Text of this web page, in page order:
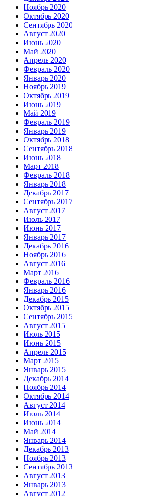
Ноябрь 2020
Октябрь 2020
Сентябрь 2020
Август 2020
Июнь 2020
Май 2020
Апрель 2020
Февраль 2020
Январь 2020
Ноябрь 2019
Октябрь 2019
Июнь 2019
Май 2019
Февраль 2019
Январь 2019
Октябрь 2018
Сентябрь 2018
Июнь 2018
Март 2018
Февраль 2018
Январь 2018
Декабрь 2017
Сентябрь 2017
Август 2017
Июль 2017
Июнь 2017
Январь 2017
Декабрь 2016
Ноябрь 2016
Август 2016
Март 2016
Февраль 2016
Январь 2016
Декабрь 2015
Октябрь 2015
Сентябрь 2015
Август 2015
Июль 2015
Июнь 2015
Апрель 2015
Март 2015
Январь 2015
Декабрь 2014
Ноябрь 2014
Октябрь 2014
Август 2014
Июль 2014
Июнь 2014
Май 2014
Январь 2014
Декабрь 2013
Ноябрь 2013
Сентябрь 2013
Август 2013
Январь 2013
Август 2012